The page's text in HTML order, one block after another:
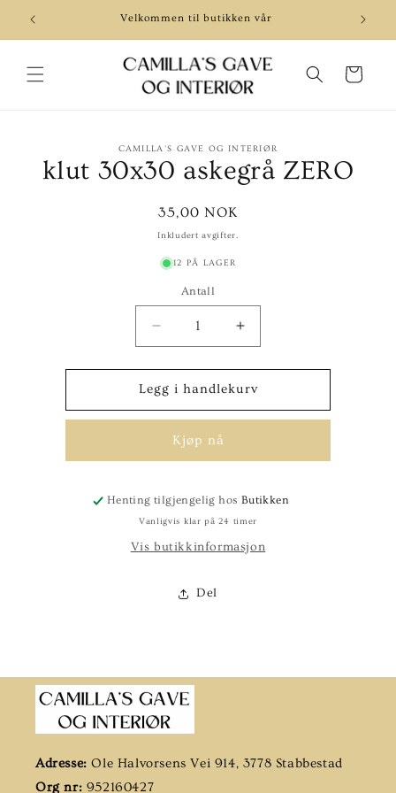
til
Velkommen til butikken vår
Handlekurv
CAMILLA'S GAVE OG INTERIØR
klut 30x30 askegrå ZERO
Vanlig
pris
35,00 NOK
Inkludert avgifter.
12 PÅ LAGER
Antall
antallet
for
klut
30x30
ZERO
Øk
antallet
for
klut
30x30
Legg i handlekurv
Kjøp nå
Henting tilgjengelig hos Butikken
Vanligvis klar på 24 timer
Vis butikkinformasjon
Del
Adresse:Ole Halvorsens Vei 914, 3778 Stabbestad
Org nr: 952160427